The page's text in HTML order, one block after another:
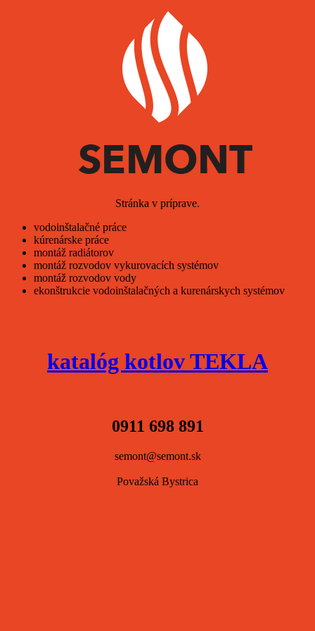
Stránka v príprave.
vodoinštalačné práce
kúrenárske práce
montáž radiátorov
montáž rozvodov vykurovacích systémov
montáž rozvodov vody
ekonštrukcie vodoinštalačných a kurenárskych systémov
katalóg kotlov TEKLA
0911 698 891
semont@semont.sk
Považská Bystrica